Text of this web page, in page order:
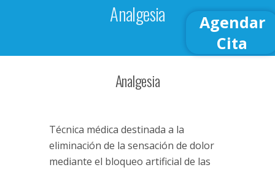
Analgesia
Analgesia
Técnica médica destinada a la
eliminación de la sensación de dolor
mediante el bloqueo artificial de las
Agendar
Cita